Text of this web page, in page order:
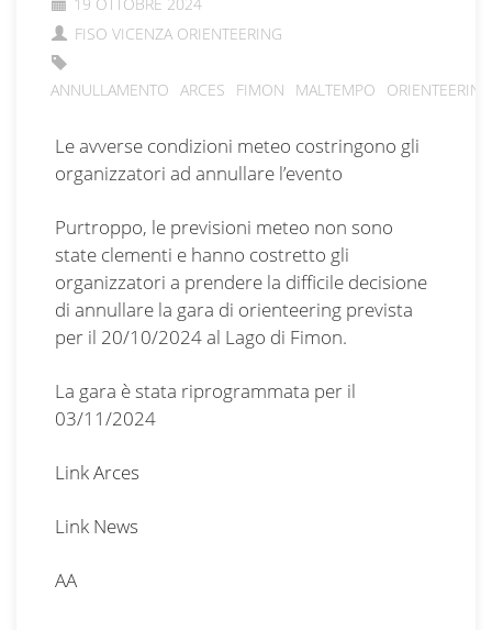
FISO VICENZA ORIENTEERING
ANNULLAMENTO ARCES FIMON MALTEMPO ORIENTEERING
Le avverse condizioni meteo costringono gli
organizzatori ad annullare l’evento
Purtroppo, le previsioni meteo non sono
state clementi e hanno costretto gli
organizzatori a prendere la difficile decisione
di annullare la gara di orienteering prevista
per il 20/10/2024 al Lago di Fimon.
La gara è stata riprogrammata per il
03/11/2024
Link Arces
Link News
AA